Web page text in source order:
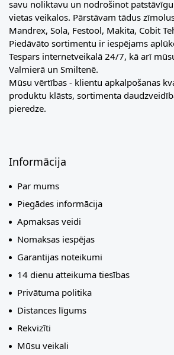
savu noliktavu un nodrošinot
vietas veikalos. Pārstāvam tādus
Mandrex, Sola, Festool, Makita, Cobit
Piedāvāto sortimentu ir iespējams
Tespars internetveikalā 24/7, kā arī
Valmierā un Smiltenē.
Mūsu vērtības - klientu apkalpošanas
produktu klāsts, sortimenta
pieredze.
Informācija
Par mums
Piegādes informācija
Apmaksas veidi
Nomaksas iespējas
Garantijas noteikumi
14 dienu atteikuma tiesības
Privātuma politika
Distances līgums
Rekvizīti
Mūsu veikali